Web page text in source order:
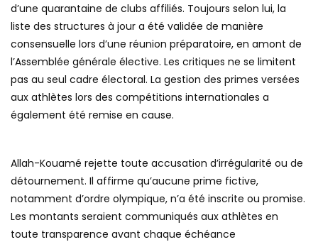
d’une quarantaine de clubs affiliés. Toujours selon lui, la
liste des structures à jour a été validée de manière
consensuelle lors d’une réunion préparatoire, en amont de
l’Assemblée générale élective. Les critiques ne se limitent
pas au seul cadre électoral. La gestion des primes versées
aux athlètes lors des compétitions internationales a
également été remise en cause.
Allah-Kouamé rejette toute accusation d’irrégularité ou de
détournement. Il affirme qu’aucune prime fictive,
notamment d’ordre olympique, n’a été inscrite ou promise.
Les montants seraient communiqués aux athlètes en
toute transparence avant chaque échéance